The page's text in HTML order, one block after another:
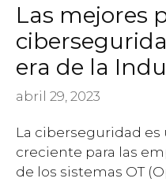
Las mejores
era de la
abril 29, 2023
La ciberseguridad
creciente para las
de los sistemas OT